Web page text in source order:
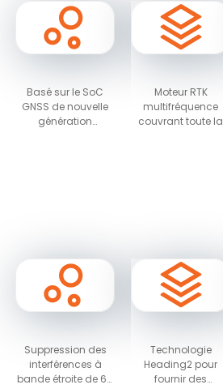
Basé sur le SoC
GNSS de nouvelle
génération
Moteur RTK
multifréquence
couvrant toute la
Suppression des
interférences à
bande étroite de 60
Technologie
Heading2 pour
fournir des